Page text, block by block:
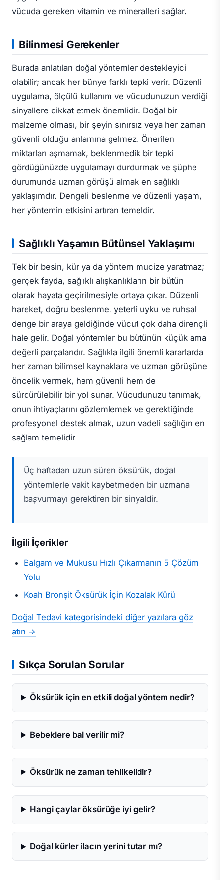
vücuda gereken vitamin ve mineralleri sağlar.
Bilinmesi Gerekenler
Burada anlatılan doğal yöntemler destekleyici
olabilir; ancak her bünye farklı tepki verir. Düzenli
uygulama, ölçülü kullanım ve vücudunuzun verdiği
sinyallere dikkat etmek önemlidir. Doğal bir
malzeme olması, bir şeyin sınırsız veya her zaman
güvenli olduğu anlamına gelmez. Önerilen
miktarları aşmamak, beklenmedik bir tepki
gördüğünüzde uygulamayı durdurmak ve şüphe
durumunda uzman görüşü almak en sağlıklı
yaklaşımdır. Dengeli beslenme ve düzenli yaşam,
her yöntemin etkisini artıran temeldir.
Sağlıklı Yaşamın Bütünsel Yaklaşımı
Tek bir besin, kür ya da yöntem mucize yaratmaz;
gerçek fayda, sağlıklı alışkanlıkların bir bütün
olarak hayata geçirilmesiyle ortaya çıkar. Düzenli
hareket, doğru beslenme, yeterli uyku ve ruhsal
denge bir araya geldiğinde vücut çok daha dirençli
hale gelir. Doğal yöntemler bu bütünün küçük ama
değerli parçalarıdır. Sağlıkla ilgili önemli kararlarda
her zaman bilimsel kaynaklara ve uzman görüşüne
öncelik vermek, hem güvenli hem de
sürdürülebilir bir yol sunar. Vücudunuzu tanımak,
onun ihtiyaçlarını gözlemlemek ve gerektiğinde
profesyonel destek almak, uzun vadeli sağlığın en
sağlam temelidir.
Üç haftadan uzun süren öksürük, doğal
yöntemlerle vakit kaybetmeden bir uzmana
başvurmayı gerektiren bir sinyaldir.
İlgili İçerikler
Balgam ve Mukusu Hızlı Çıkarmanın 5 Çözüm
Yolu
Koah Bronşit Öksürük İçin Kozalak Kürü
Doğal Tedavi kategorisindeki diğer yazılara göz
atın →
Sıkça Sorulan Sorular
Öksürük için en etkili doğal yöntem nedir?
Bebeklere bal verilir mi?
Öksürük ne zaman tehlikelidir?
Hangi çaylar öksürüğe iyi gelir?
Doğal kürler ilacın yerini tutar mı?